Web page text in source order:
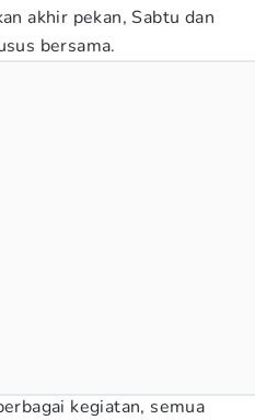
akhir pekan, Sabtu dan
bersama.
kegiatan, semua